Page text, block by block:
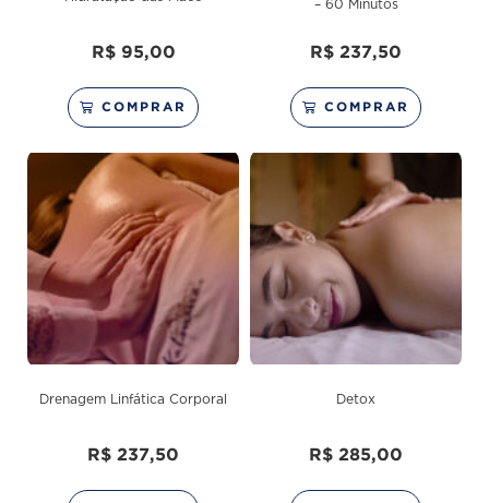
R$95,00
COMPRAR
– 60 Minutos
R$ 237,50
COMPRAR
Drenagem Linfática Corporal
R$ 237,50
Detox
R$ 285,00